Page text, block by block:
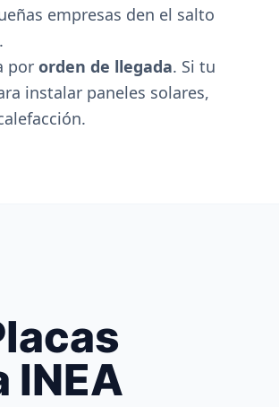
empresas den el salto
por orden de llegada. Si tu
instalar paneles solares,
INEA